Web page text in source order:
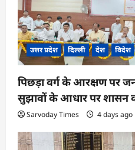
उत्तर प्रदेश दिल्ली देश विदेश
पिछड़ा वर्ग के आरक्षण पर
सुझावों के आधार पर शासन
Sarvoday Times 4 days ago